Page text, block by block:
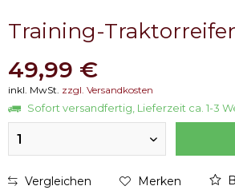
Training-
49,99 €
inkl. MwSt. zzgl. Versandkosten
Sofort versandfertig, Lieferzeit ca. 1-3
1
Vergleichen Merken